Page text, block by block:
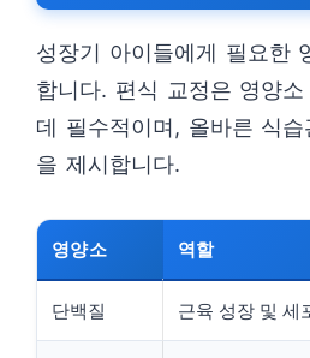
성장기 아이들에게 필요한
합니다. 편식 교정은 영양
데 필수적이며, 올바른 식
을 제시합니다.
영양소 역할
단백질 근육 성장 및 세